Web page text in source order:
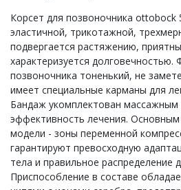
Корсет для позвоночника ottobock
эластичной, трикотажной,
подвергается растяжению,
характеризуется
позвоночника тоненький, не
имеет специальные карманы для
Бандаж укомплектован
эффективность лечения.
модели - зоны переменной
гарантируют превосходную
тела и правильное распределение
Приспособление в составе